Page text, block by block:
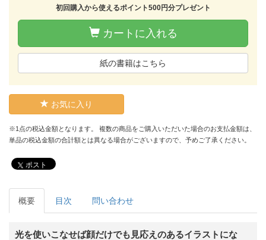
初回購入から使えるポイント500円分プレゼント
カートに入れる
紙の書籍はこちら
お気に入り
※1点の税込金額となります。 複数の商品をご購入いただいた場合のお支払金額は、
単品の税込金額の合計額とは異なる場合がございますので、予めご了承ください。
ポスト
概要 目次 問い合わせ
光を使いこなせば顔だけでも見応えのあるイラストにな